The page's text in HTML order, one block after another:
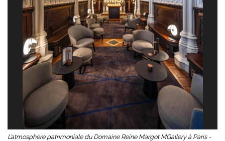
L’atmosphère patrimoniale du Domaine Reine Margot MGallery à Paris -